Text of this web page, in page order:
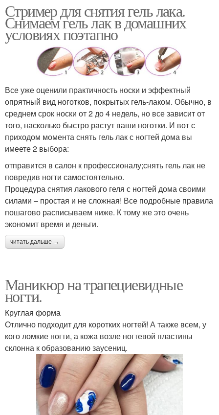
Стример для снятия гель лака.
Снимаем гель лак в домашних
условиях поэтапно
Все уже оценили практичность носки и эффектный
опрятный вид ноготков, покрытых гель-лаком. Обычно, в
среднем срок носки от 2 до 4 недель, но все зависит от
того, насколько быстро растут ваши ноготки. И вот с
приходом момента снять гель лак с ногтей дома вы
имеете 2 выбора:
отправится в салон к профессионалу;снять гель лак не
повредив ногти самостоятельно.
Процедура снятия лакового геля с ногтей дома своими
силами – простая и не сложная! Все подробные правила
пошагово расписываем ниже. К тому же это очень
экономит время и деньги.
читать дальше →
Маникюр на трапециевидные
ногти.
Круглая форма
Отлично подходит для коротких ногтей! А также всем, у
кого ломкие ногти, а кожа возле ногтевой пластины
склонна к образованию заусениц.